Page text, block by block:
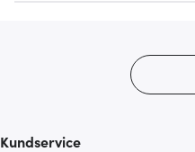
Kundservice